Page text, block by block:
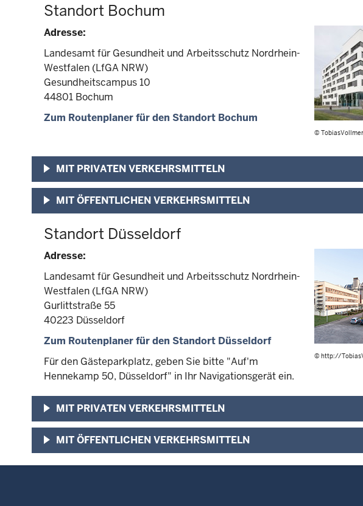
Standort Bochum
©
Adresse:
Landesamt für Gesundheit und Arbeitsschutz Nordrhein-
Westfalen (LfGA NRW)
Gesundheitscampus 10
44801 Bochum
Zum Routenplaner für den Standort Bochum
MIT PRIVATEN VERKEHRSMITTELN
MIT ÖFFENTLICHEN VERKEHRSMITTELN
Standort Düsseldorf
© http://
Adresse:
Landesamt für Gesundheit und Arbeitsschutz Nordrhein-
Westfalen (LfGA NRW)
Gurlittstraße 55
40223 Düsseldorf
Zum Routenplaner für den Standort Düsseldorf
Für den Gästeparkplatz, geben Sie bitte "Auf'm
Hennekamp 50, Düsseldorf" in Ihr Navigationsgerät ein.
MIT PRIVATEN VERKEHRSMITTELN
MIT ÖFFENTLICHEN VERKEHRSMITTELN